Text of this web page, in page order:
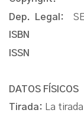
Dep. Legal:
ISBN
ISSN
DATOS FÍSICOS
Tirada: La